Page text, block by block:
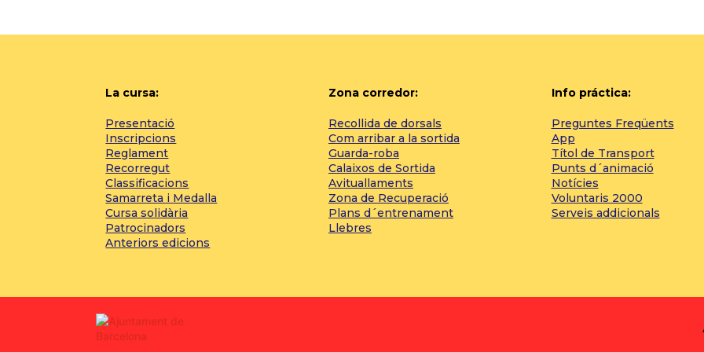
La cursa:
Presentació
Inscripcions
Reglament
Recorregut
Classificacions
Samarreta i Medalla
Cursa solidària
Patrocinadors
Anteriors edicions
Zona corredor:
Recollida de dorsals
Com arribar a la sortida
Guarda-roba
Calaixos de Sortida
Avituallaments
Zona de Recuperació
Plans d´entrenament
Llebres
Info práctica:
Preguntes Freqüents
App
Títol de Transport
Punts d´animació
Notícies
Voluntaris 2000
Serveis addicionals